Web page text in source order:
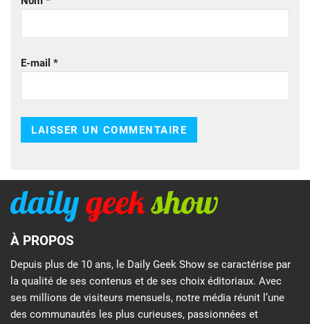
E-mail *
À PROPOS
Depuis plus de 10 ans, le Daily Geek Show se caractérise par
la qualité de ses contenus et de ses choix éditoriaux. Avec
ses millions de visiteurs mensuels, notre média réunit l’une
des communautés les plus curieuses, passionnées et